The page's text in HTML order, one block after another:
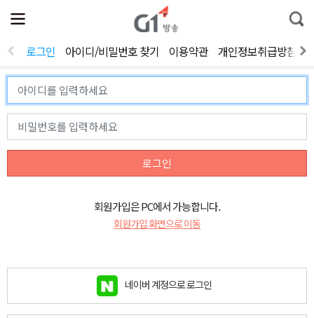
전
체
뉴
열
통
합
색
로그인 아이디/비밀번호 찾기 이용약관 개인정보취급방침
로그인
회원가입은 PC에서 가능합니다.
회원가입 화면으로 이동
네이버 계정으로 로그인